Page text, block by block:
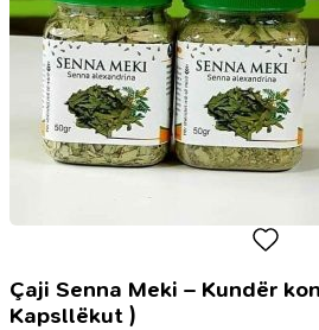
Çaji Senna Meki – Kundër
Kapsllëkut )